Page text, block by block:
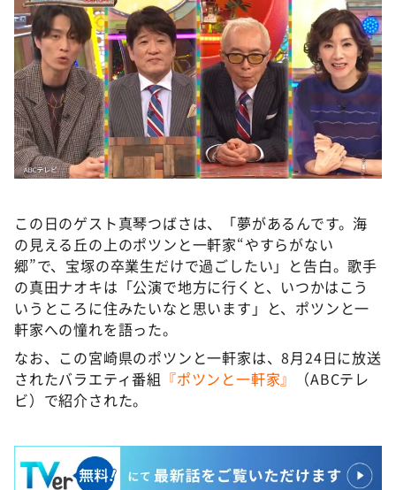
この日のゲスト真琴つばさは、「夢があるんです。海
の見える丘の上のポツンと一軒家“やすらがない
郷”で、宝塚の卒業生だけで過ごしたい」と告白。歌手
の真田ナオキは「公演で地方に行くと、いつかはこう
いうところに住みたいなと思います」と、ポツンと一
軒家への憧れを語った。
なお、この宮崎県のポツンと一軒家は、8月24日に放送
されたバラエティ番組 『ポツンと一軒家』
（ABCテレ
ビ）で紹介された。